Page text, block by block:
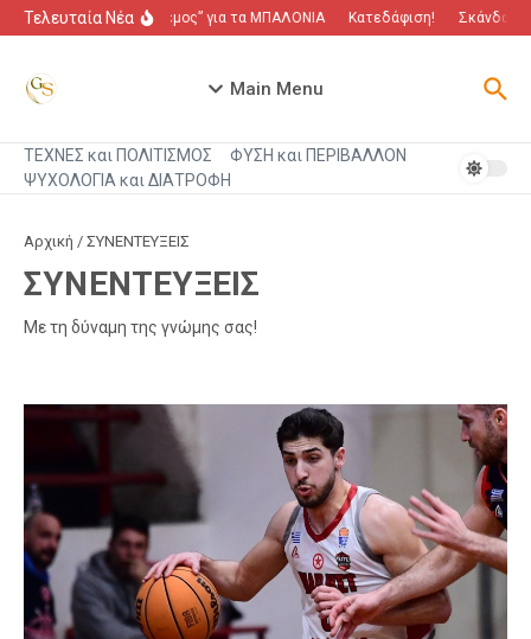
Μετάβαση στο περιεχόμενο
Τελευταία Νέα“Πόλεμος” για τα ΜΠΑΛΟΝΙΑ Κατεδάφιση! Σκάνδαλο
Main Menu
ΤΕΧΝΕΣ και ΠΟΛΙΤΙΣΜΟΣ
ΦΥΣΗ και ΠΕΡΙΒΑΛΛΟΝ
ΨΥΧΟΛΟΓΙΑ και ΔΙΑΤΡΟΦΗ
Αρχική / ΣΥΝΕΝΤΕΥΞΕΙΣ
ΣΥΝΕΝΤΕΥΞΕΙΣ
Με τη δύναμη της γνώμης σας!